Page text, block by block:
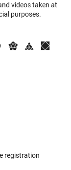
videos taken at
purposes.
registration